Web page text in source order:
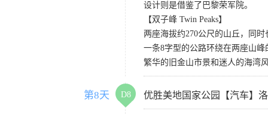
设计则是借鉴了巴黎荣军院。
【双子峰 Twin Peaks】
两座海拔约270公尺的山丘，同
一条8字型的公路环绕在两座山
繁华的旧金山市景和迷人的海湾
第8天 D8 优胜美地国家公园【汽车】